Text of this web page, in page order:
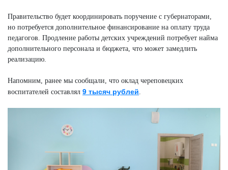
Правительство будет координировать поручение с губернаторами,
но потребуется дополнительное финансирование на оплату труда
педагогов. Продление работы детских учреждений потребует найма
дополнительного персонала и бюджета, что может замедлить
реализацию.
Напомним, ранее мы сообщали, что оклад череповецких
воспитателей составлял 9 тысяч рублей